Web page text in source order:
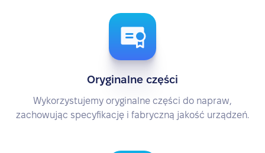
Oryginalne części
Wykorzystujemy oryginalne części do napraw,
zachowując specyfikację i fabryczną jakość urządzeń.